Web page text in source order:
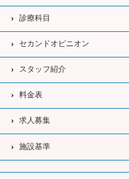
診療科目
セカンドオピニオン
スタッフ紹介
料金表
求人募集
施設基準